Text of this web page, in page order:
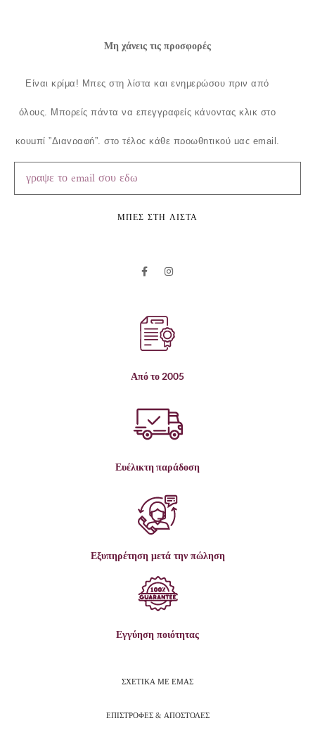
Μη χάνεις τις προσφορές
Είναι κρίμα! Μπες στη λίστα και ενημερώσου πριν από
όλους. Μπορείς πάντα να επεγγραφείς κάνοντας κλικ στο
κουμπί ”Διαγραφή”, στο τέλος κάθε προωθητικού μας email.
ΜΠΕΣ ΣΤΗ ΛΙΣΤΑ
Από το 2005
Ευέλικτη παράδοση
Εξυπηρέτηση μετά την πώληση
Εγγύηση ποιότητας
ΣΧΕΤΙΚΑ ΜΕ ΕΜΑΣ
ΕΠΙΣΤΡΟΦΕΣ & ΑΠΟΣΤΟΛΕΣ